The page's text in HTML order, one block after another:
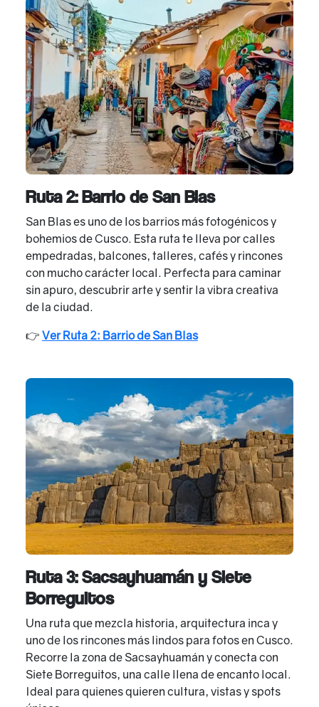
Ruta 2: Barrio de San Blas
San Blas es uno de los barrios más fotogénicos y
bohemios de Cusco. Esta ruta te lleva por calles
empedradas, balcones, talleres, cafés y rincones
con mucho carácter local. Perfecta para caminar
sin apuro, descubrir arte y sentir la vibra creativa
de la ciudad.
👉 Ver Ruta 2: Barrio de San Blas
Ruta 3: Sacsayhuamán y Siete
Borreguitos
Una ruta que mezcla historia, arquitectura inca y
uno de los rincones más lindos para fotos en Cusco.
Recorre la zona de Sacsayhuamán y conecta con
Siete Borreguitos, una calle llena de encanto local.
Ideal para quienes quieren cultura, vistas y spots